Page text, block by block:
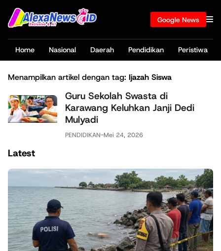
Google News
Home Nasional Daerah Pendidikan Peristiwa
Menampilkan artikel dengan tag: Ijazah Siswa
Guru Sekolah Swasta di
Karawang Keluhkan Janji Dedi
Mulyadi
PENDIDIKAN-Mei 24, 2026
Latest